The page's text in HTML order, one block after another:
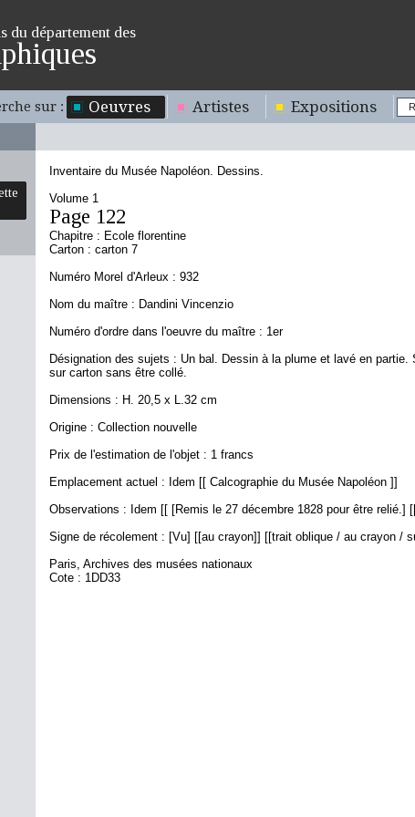
du département des
sur : Oeuvres Artistes Expositions
Inventaire du Musée Napoléon. Dessins.
Volume 1
Page 122
Chapitre : Ecole florentine
Carton : carton 7
Numéro Morel d'Arleux : 932
Nom du maître : Dandini Vincenzio
Numéro d'ordre dans l'oeuvre du maître : 1er
Désignation des sujets : Un bal. Dessin à la plume et lavé en
sur carton sans être collé.
Dimensions : H. 20,5 x L.32 cm
Origine : Collection nouvelle
Prix de l'estimation de l'objet : 1 francs
Emplacement actuel : Idem [[ Calcographie du Musée Napoléon ]]
Observations : Idem [[ [Remis le 27 décembre 1828 pour être relié.]
Signe de récolement : [Vu] [[au crayon]] [[trait oblique / au crayon /
Paris, Archives des musées nationaux
Cote : 1DD33